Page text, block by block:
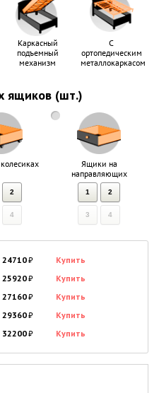
Каркасный
подъемный
механизм
С
ортопедическим
металлокаркасом
ящиков (шт.)
2
4
Ящики на
направляющих
1 2
3 4
24710₽
Купить
25920₽
Купить
27160₽
Купить
29360₽
Купить
32200₽ Купить